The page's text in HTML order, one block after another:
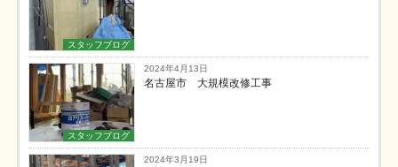
スタッフブログ
スタッフブログ
2024年4月13日
名古屋市 大規模改修工事
2024年3月19日